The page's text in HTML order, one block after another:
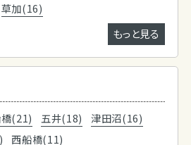
草加(16)
もっと見る
(21) 五井(18)
津田沼(16)
西船橋(11)